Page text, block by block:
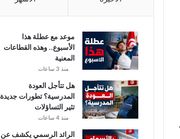
موعد مع عطلة هذا
الأسبوع.. وهذه القطاعات
المعنية
منذ 3 ساعات
هل تتأجل العودة
المدرسية؟ تطورات جديدة
تثير التساؤلات
منذ 4 ساعات
الرائد الرسمي يكشف عن